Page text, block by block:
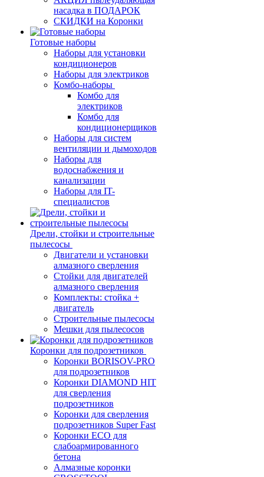
насадка в ПОДАРОК
СКИДКИ на Коронки
Готовые наборы
Наборы для установки
кондиционеров
Наборы для электриков
Комбо-наборы
Комбо для
электриков
Комбо для
кондиционерщиков
Наборы для систем
вентиляции и дымоходов
Наборы для
водоснабжения и
канализации
Наборы для IT-
специалистов
Дрели, стойки и строительные
пылесосы
Двигатели и установки
алмазного сверления
Стойки для двигателей
алмазного сверления
Комплекты: стойка +
двигатель
Строительные пылесосы
Мешки для пылесосов
Коронки для подрозетников
Коронки BORISOV-PRO
для подрозетников
Коронки DIAMOND HIT
для сверления
подрозетников
Коронки для сверления
подрозетников Super Fast
Коронки ECO для
слабоармированного
бетона
Алмазные коронки